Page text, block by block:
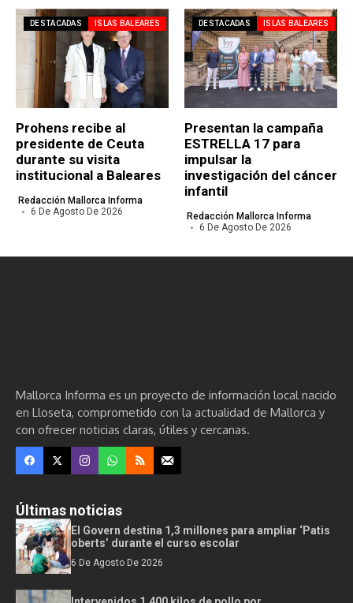
DESTACADAS ISLAS BALEARES
Prohens recibe al
presidente de Ceuta
durante su visita
institucional a Baleares
Redacción Mallorca Informa
6 De Agosto De 2026
DESTACADAS ISLAS BALEARES
Presentan la campaña
ESTRELLA 17 para
impulsar la
investigación del cáncer
infantil
Redacción Mallorca Informa
6 De Agosto De 2026
Mallorca Informa es un proyecto de información local nacido
en Lloseta, comprometido con la actualidad de Mallorca y
con ofrecer noticias claras, útiles y cercanas.
Últimas noticias
El Govern destina 1,3 millones para ampliar ‘Patis
oberts’ durante el curso escolar
6 De Agosto De 2026